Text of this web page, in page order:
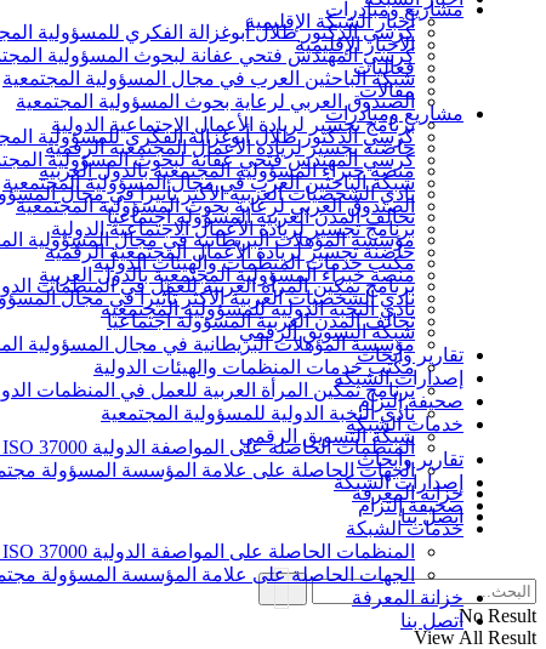
مشاريع ومبادرات
كرسي الدكتور طلال أبوغزالة الفكري للمسؤولية
كرسي المهندس فتحي عفانة لبحوث المسؤولية
شبكة الباحثين العرب في مجال المسؤولية المجتمعية
الصندوق العربي لرعاية بحوث المسؤولية المجتمعية
برنامج تجسير لريادة الأعمال الاجتماعية الدولية
حاضنة تجسير لريادة الأعمال المجتمعية الرقمية
منصة خبراء المسؤولية المجتمعية بالدول العربية
نادي الشخصيات العربية الأكثر تأثيرا في مجال
تحالف المدن العربية المسؤولة اجتماعيا
مؤسسة المؤهلات البريطانية في مجال المسؤولية
مكتب خدمات المنظمات والهيئات الدولية
برنامج تمكين المرأة العربية للعمل في المنظمات
نادي النخبة الدولية للمسؤولية المجتمعية
شبكة التسويق الرقمي
تقارير وأبحاث
إصدارات الشبكة
صحيفة إلتزام
خدمات الشبكة
المنظمات الحاصلة على المواصفة الدولية ISO 37000 للحوكمة
الجهات الحاصلة على علامة المؤسسة المسؤولة
خزانة المعرفة
اتصل بنا
No Result
View All Result
أخبار الشبكة الإقليمية
الأخبار الإقليمية
فعاليات
مقالات
مشاريع ومبادرات
كرسي الدكتور طلال أبوغزالة الفكري للمسؤولية
كرسي المهندس فتحي عفانة لبحوث المسؤولية
شبكة الباحثين العرب في مجال المسؤولية المجتمعية
الصندوق العربي لرعاية بحوث المسؤولية المجتمعية
برنامج تجسير لريادة الأعمال الاجتماعية الدولية
حاضنة تجسير لريادة الأعمال المجتمعية الرقمية
منصة خبراء المسؤولية المجتمعية بالدول العربية
نادي الشخصيات العربية الأكثر تأثيرا في مجال
تحالف المدن العربية المسؤولة اجتماعيا
مؤسسة المؤهلات البريطانية في مجال المسؤولية
مكتب خدمات المنظمات والهيئات الدولية
برنامج تمكين المرأة العربية للعمل في المنظمات
نادي النخبة الدولية للمسؤولية المجتمعية
شبكة التسويق الرقمي
تقارير وأبحاث
إصدارات الشبكة
صحيفة إلتزام
خدمات الشبكة
المنظمات الحاصلة على المواصفة الدولية ISO 37000 للحوكمة
الجهات الحاصلة على علامة المؤسسة المسؤولة
خزانة المعرفة
اتصل بنا